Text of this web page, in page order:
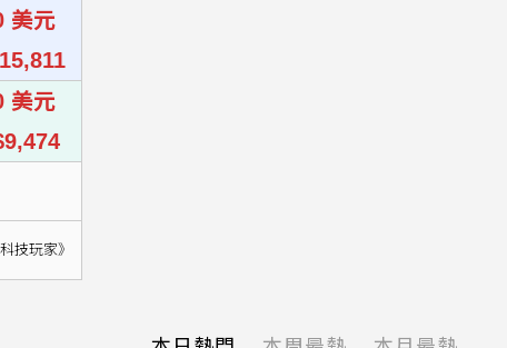
美元
美元
技玩家》